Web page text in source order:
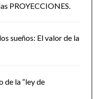
PROYECCIONES.
sueños: El valor de la
de la “ley de